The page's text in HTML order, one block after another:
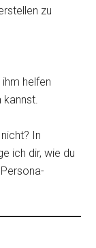
zu
helfen
In
ich dir, wie du